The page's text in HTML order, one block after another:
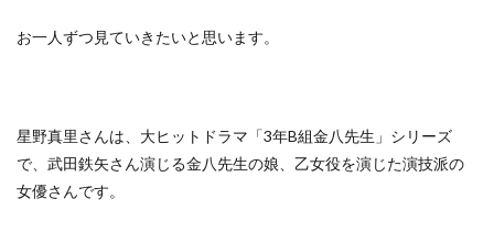
お一人ずつ見ていきたいと思います。
星野真里さんは、大ヒットドラマ「3年B組金八先生」シリーズ
で、武田鉄矢さん演じる金八先生の娘、乙女役を演じた演技派の
女優さんです。